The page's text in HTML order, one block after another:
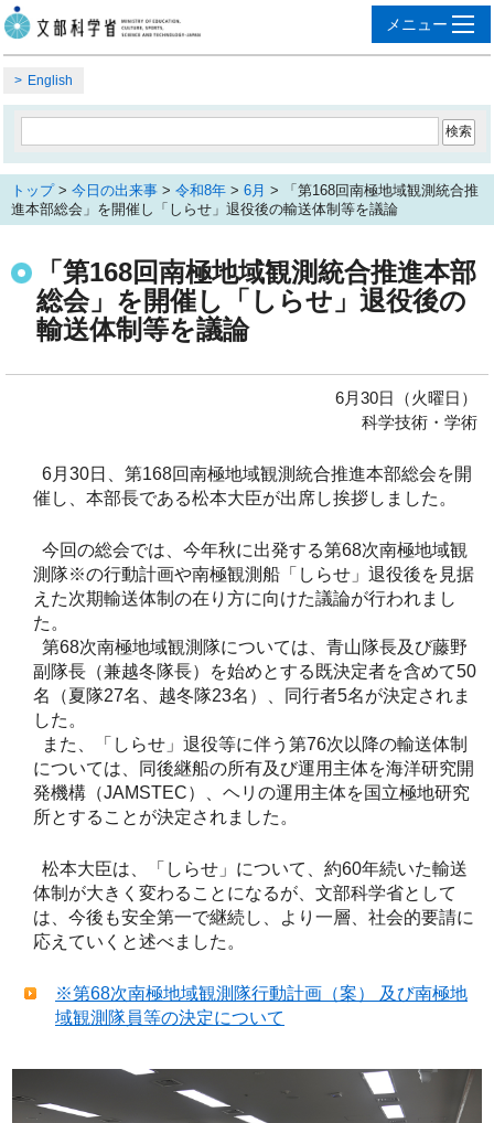
English
トップ> 今日の出来事 > 令和8年 > 6月 > 「第168回南極地域観測統合推
進本部総会」を開催し「しらせ」退役後の輸送体制等を議論
「第168回南極地域観測統合推進本部
総会」を開催し「しらせ」退役後の
輸送体制等を議論
6月30日（火曜日）
科学技術・学術
6月30日、第168回南極地域観測統合推進本部総会を開
催し、本部長である松本大臣が出席し挨拶しました。
今回の総会では、今年秋に出発する第68次南極地域観
測隊※の行動計画や南極観測船「しらせ」退役後を見据
えた次期輸送体制の在り方に向けた議論が行われまし
た。
第68次南極地域観測隊については、青山隊長及び藤野
副隊長（兼越冬隊長）を始めとする既決定者を含めて50
名（夏隊27名、越冬隊23名）、同行者5名が決定されま
した。
また、「しらせ」退役等に伴う第76次以降の輸送体制
については、同後継船の所有及び運用主体を海洋研究開
発機構（JAMSTEC）、ヘリの運用主体を国立極地研究
所とすることが決定されました。
松本大臣は、「しらせ」について、約60年続いた輸送
体制が大きく変わることになるが、文部科学省として
は、今後も安全第一で継続し、より一層、社会的要請に
応えていくと述べました。
※第68次南極地域観測隊行動計画（案） 及び南極地
域観測隊員等の決定について